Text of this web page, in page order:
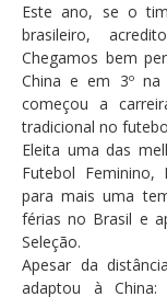
Este ano, se o
brasileiro,
Chegamos bem
China e em 3º na
começou a
tradicional no
Eleita uma das
Futebol Feminino,
para mais uma
férias no Brasil e
Seleção.
Apesar da
adaptou à